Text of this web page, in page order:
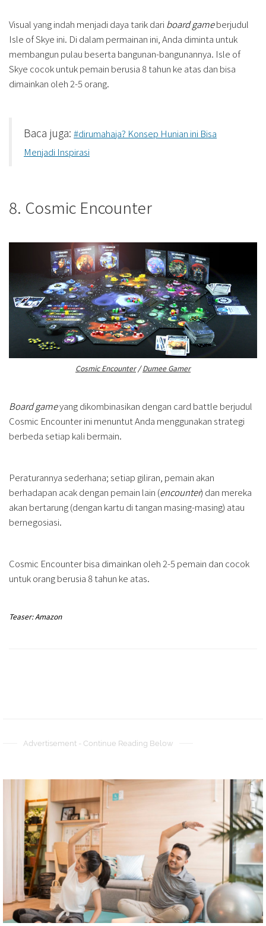
Visual yang indah menjadi daya tarik dari board gameberjudul
Isle of Skye ini. Di dalam permainan ini, Anda diminta untuk
membangun pulau beserta bangunan-bangunannya. Isle of
Skye cocok untuk pemain berusia 8 tahun ke atas dan bisa
dimainkan oleh 2-5 orang.
Baca juga: #dirumahaja? Konsep Hunian ini Bisa
Menjadi Inspirasi
8. Cosmic Encounter
Cosmic Encounter/Dumee Gamer
Board gameyang dikombinasikan dengan card battle berjudul
Cosmic Encounter ini menuntut Anda menggunakan strategi
berbeda setiap kali bermain.
Peraturannya sederhana; setiap giliran, pemain akan
berhadapan acak dengan pemain lain (encounter) dan mereka
akan bertarung (dengan kartu di tangan masing-masing) atau
bernegosiasi.
Cosmic Encounter bisa dimainkan oleh 2-5 pemain dan cocok
untuk orang berusia 8 tahun ke atas.
Teaser: Amazon
Advertisement - Continue Reading Below